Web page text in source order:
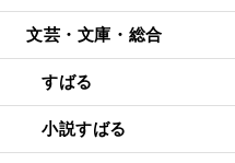
文芸・文庫・総合
すばる
小説すばる